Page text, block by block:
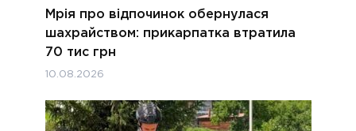
Мрія про відпочинок обернулася
шахрайством: прикарпатка втратила
70 тис грн
10.08.2026